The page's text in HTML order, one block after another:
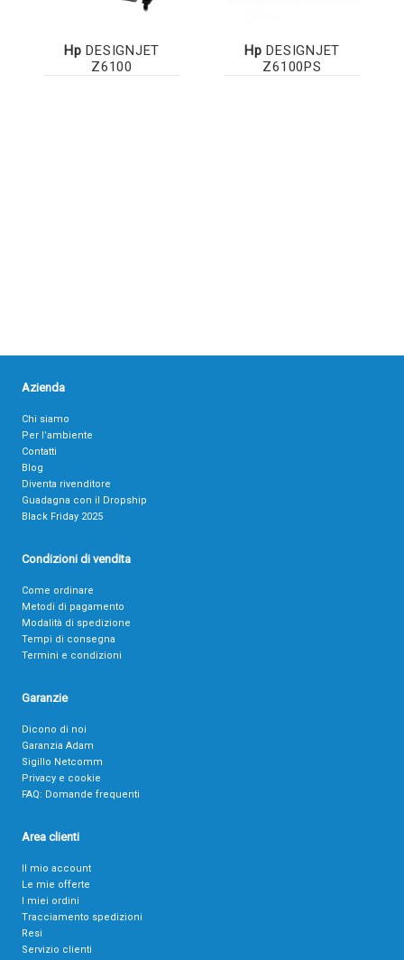
Hp DESIGNJET
Z6100
Hp DESIGNJET
Z6100PS
Azienda
Chi siamo
Per l’ambiente
Contatti
Blog
Diventa rivenditore
Guadagna con il Dropship
Black Friday 2025
Condizioni di vendita
Come ordinare
Metodi di pagamento
Modalità di spedizione
Tempi di consegna
Termini e condizioni
Garanzie
Dicono di noi
Garanzia Adam
Sigillo Netcomm
Privacy e cookie
FAQ: Domande frequenti
Area clienti
Il mio account
Le mie offerte
I miei ordini
Tracciamento spedizioni
Resi
Servizio clienti